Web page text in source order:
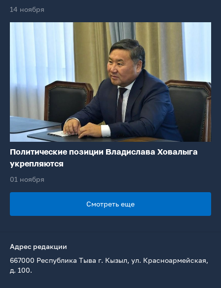
14 ноября
Политические позиции Владислава Ховалыга
укрепляются
01 ноября
Смотреть еще
Адрес редакции
667000 Республика Тыва г. Кызыл, ул. Красноармейская,
д. 100.